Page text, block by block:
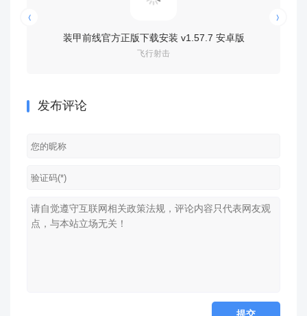
装甲前线官方正版下载安装 v1.57.7 安卓版
飞行射击
发布评论